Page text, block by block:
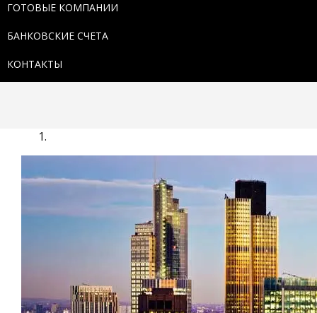
ГОТОВЫЕ КОМПАНИИ
БАНКОВСКИЕ СЧЕТА
КОНТАКТЫ